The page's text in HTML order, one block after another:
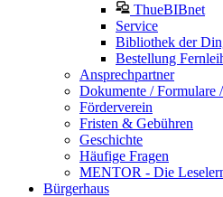
ThueBIBnet
Service
Bibliothek der
Bestellung
Ansprechpartner
Dokumente / Formulare
Förderverein
Fristen & Gebühren
Geschichte
Häufige Fragen
MENTOR - Die
Bürgerhaus